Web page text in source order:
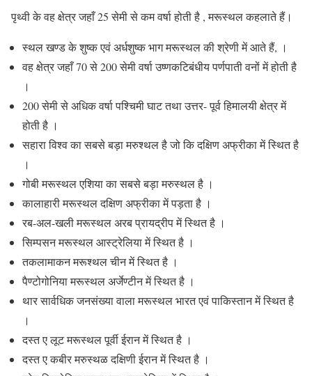
पृथ्वी के वह क्षेत्र जहाँ 25 सेमी से कम वर्षा होती है , मरूस्थल कहलाते हैं।
स्थल खण्ड के शुष्क एवं अर्धशुष्क भाग मरूस्थल की श्रेणी में आते हैं, ।
वह क्षेत्र जहाँ 70 से 200 सेमी वर्षा उष्णकटिबंधीय पर्णपाती वनों में होती है
।
200 सेमी से अधिक वर्षा पश्चिमी घाट तथा उत्तर- पूर्व हिमालयी क्षेत्र में
होती है ।
सहारा विश्व का सबसे बड़ा मरुश्थल है जो कि दक्षिण अफ्रीका में स्थित है
।
गोबी मरूस्थल एशिया का सबसे बड़ा मरुस्थल है ।
कालाहारी मरूस्थल दक्षिण अफ्रीका में पड़ता है ।
रब-अल-खली मरूस्थल अरब प्रायद्रीप में स्थित है ।
सिम्पसन मरूस्थल आस्ट्रेलिया में स्थित है ।
तकलामाकन मरूश्थल चीन में स्थित है ।
पैण्टोगोनिया मरूस्थल अर्जेण्टीन में स्थित है ।
थार सार्वधिक जनसंख्या वाला मरूस्थल भारत एवं पाकिस्तान में स्थित है
।
दस्त ए लूट मरूस्थल पूर्वी ईरान में स्थित है ।
दस्त ए कबीर मरुस्थळ दक्षिणी ईरान में स्थित है ।